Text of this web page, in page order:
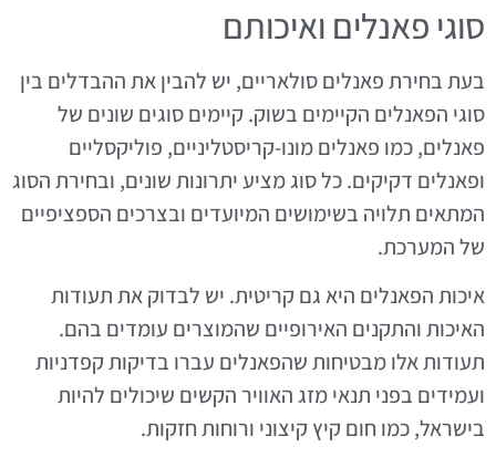
סוגי פאנלים ואיכותם
בעת בחירת פאנלים סולאריים, יש להבין את ההבדלים בין
סוגי הפאנלים הקיימים בשוק. קיימים סוגים שונים של
פאנלים, כמו פאנלים מונו-קריסטליניים, פוליקסליים
ופאנלים דקיקים. כל סוג מציע יתרונות שונים, ובחירת הסוג
המתאים תלויה בשימושים המיועדים ובצרכים הספציפיים
של המערכת.
איכות הפאנלים היא גם קריטית. יש לבדוק את תעודות
האיכות והתקנים האירופיים שהמוצרים עומדים בהם.
תעודות אלו מבטיחות שהפאנלים עברו בדיקות קפדניות
ועמידים בפני תנאי מזג האוויר הקשים שיכולים להיות
בישראל, כמו חום קיץ קיצוני ורוחות חזקות.